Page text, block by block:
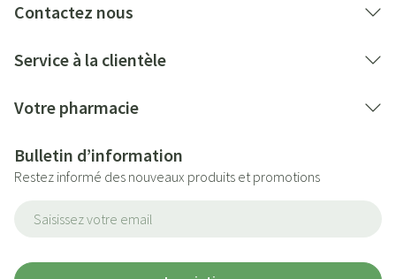
Contactez nous
Service à la clientèle
Votre pharmacie
Bulletin d’information
Restez informé des nouveaux produits et promotions